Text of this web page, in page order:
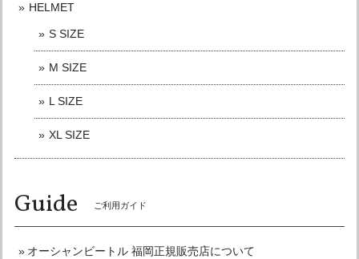
2026/05/31
リピートでの購入。 商品問い合わせ,購入後は通話とメッセ
ージにてご連絡いただけ、発送も大変迅速で、信頼のおける
こちらこそリピート購入有難うございました☆
またよろしくお願い申し上げます♪
HELMET
S SIZE
M SIZE
L SIZE
XL SIZE
Guide ご利用ガイド
オーシャンビートル 福岡正規販売店について